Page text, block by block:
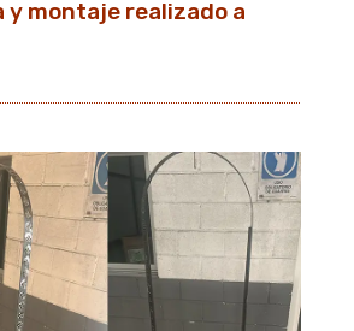
y montaje realizado a